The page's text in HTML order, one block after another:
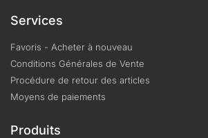
Services
Favoris - Acheter à nouveau
Conditions Générales de Vente
Procédure de retour des articles
Moyens de paiements
Produits